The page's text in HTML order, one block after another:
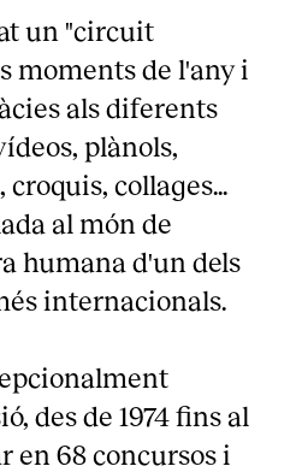
un "circuit
moments de l'any i
als diferents
plànols,
collages...
al món de
humana d'un dels
internacionals.
des de 1974 fins al
en 68 concursos i